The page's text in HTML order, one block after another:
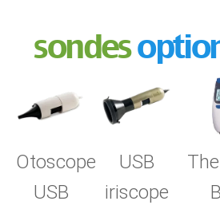
sondes
Otoscope
USB
USB
iriscope